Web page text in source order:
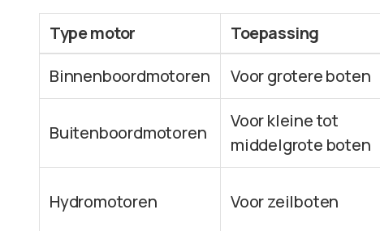
Type motor Toepassing
Binnenboordmotoren
Voor grotere boten
Buitenboordmotoren
Voor kleine tot
middelgrote boten
Hydromotoren Voor zeilboten